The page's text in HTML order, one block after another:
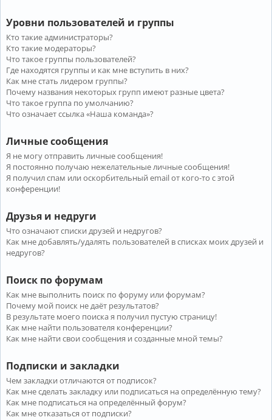
Уровни пользователей и группы
Кто такие администраторы?
Кто такие модераторы?
Что такое группы пользователей?
Где находятся группы и как мне вступить в них?
Как мне стать лидером группы?
Почему названия некоторых групп имеют разные цвета?
Что такое группа по умолчанию?
Что означает ссылка «Наша команда»?
Личные сообщения
Я не могу отправить личные сообщения!
Я постоянно получаю нежелательные личные сообщения!
Я получил спам или оскорбительный email от кого-то с этой
конференции!
Друзья и недруги
Что означают списки друзей и недругов?
Как мне добавлять/удалять пользователей в списках моих друзей и
недругов?
Поиск по форумам
Как мне выполнить поиск по форуму или форумам?
Почему мой поиск не даёт результатов?
В результате моего поиска я получил пустую страницу!
Как мне найти пользователя конференции?
Как мне найти свои сообщения и созданные мной темы?
Подписки и закладки
Чем закладки отличаются от подписок?
Как мне сделать закладку или подписаться на определённую тему?
Как мне подписаться на определённый форум?
Как мне отказаться от подписки?